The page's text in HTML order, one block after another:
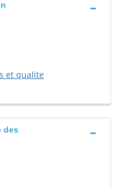
et qualite
des